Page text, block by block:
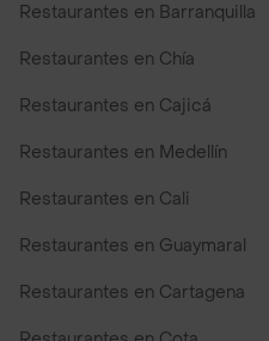
Restaurantes en Barranquilla
Restaurantes en Chía
Restaurantes en Cajicá
Restaurantes en Medellín
Restaurantes en Cali
Restaurantes en Guaymaral
Restaurantes en Cartagena